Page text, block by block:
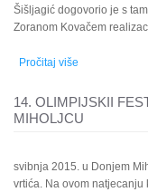
Šišljagić dogovorio je s
Zoranom Kovačem
Pročitaj više
14. OLIMPIJSKII
MIHOLJCU
svibnja 2015. u Donjem
vrtića. Na ovom